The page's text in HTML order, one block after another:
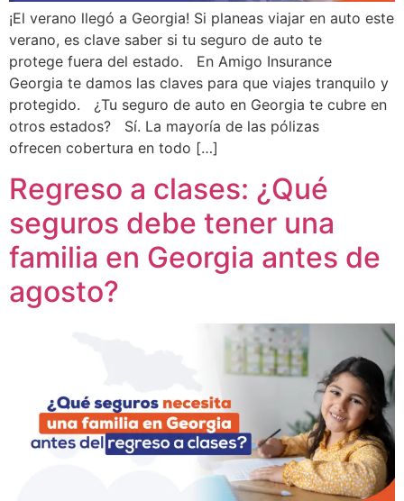
¡El verano llegó a Georgia! Si planeas viajar en auto este
verano, es clave saber si tu seguro de auto te
protege fuera del estado. En Amigo Insurance
Georgia te damos las claves para que viajes tranquilo y
protegido. ¿Tu seguro de auto en Georgia te cubre en
otros estados? Sí. La mayoría de las pólizas
ofrecen cobertura en todo […]
Regreso a clases: ¿Qué
seguros debe tener una
familia en Georgia antes de
agosto?